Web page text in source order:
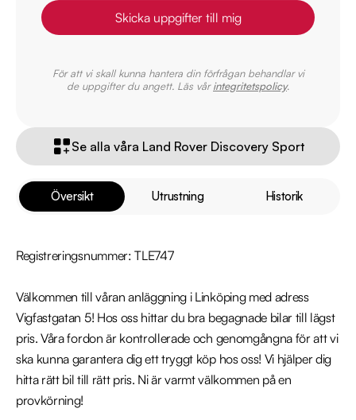
Översikt Utrustning Historik
Registreringsnummer: TLE747
Välkommen till våran anläggning i Linköping med adress
Vigfastgatan 5! Hos oss hittar du bra begagnade bilar till lägst
pris. Våra fordon är kontrollerade och genomgångna för att vi
ska kunna garantera dig ett tryggt köp hos oss! Vi hjälper dig
hitta rätt bil till rätt pris. Ni är varmt välkommen på en
provkörning!
Skicka uppgifter till mig
För att vi skall kunna hantera din förfrågan behandlar vi
de uppgifter du angett. Läs vårintegritetspolicy.
Se alla våra Land Rover Discovery Sport